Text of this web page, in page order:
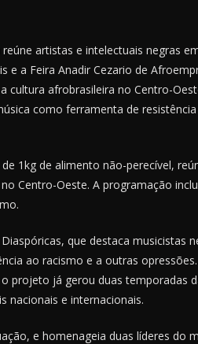
reúne artistas e intelectuais negras
e a Feira Anadir Cezario de
cultura afrobrasileira no Centro-
como ferramenta de
1kg de alimento não-perecível,
Centro-Oeste. A programação
que destaca musicistas
ao racismo e a outras
projeto já gerou duas temporadas
nacionais e internacionais.
e homenageia duas líderes do